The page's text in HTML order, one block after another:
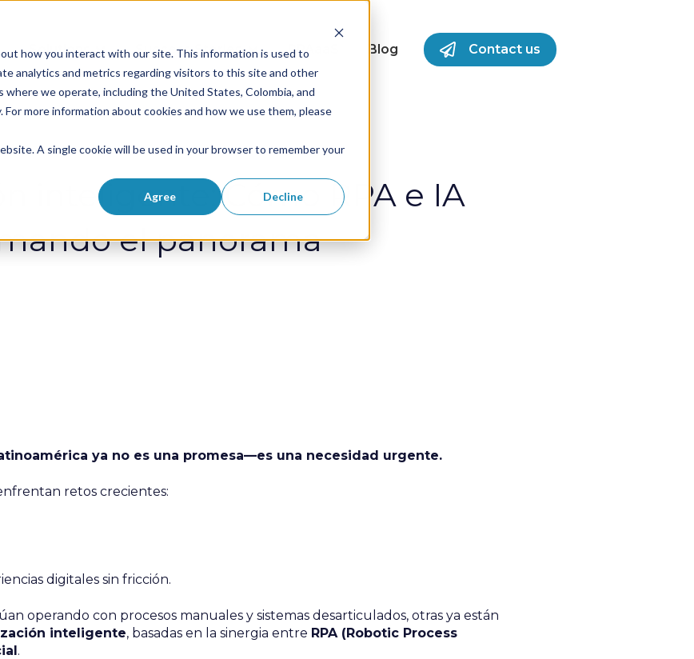
how you interact with our site. This information is used to
analytics and metrics regarding visitors to this site and other
we operate, including the United States, Colombia, and
more information about cookies and how we use them, please
A single cookie will be used in your browser to remember your
Agree Decline
Solutions
Show submenu for Solutions
Success Stories
Show submenu for Success Stories
RPAaaS Blog Contact us
inteligente: Cómo RPA e IA
el panorama
ya no es una promesa—es una necesidad urgente.
retos crecientes:
digitales sin fricción.
operando con procesos manuales y sistemas desarticulados, otras ya están
inteligente, basadas en la sinergia entre RPA (Robotic Process
.